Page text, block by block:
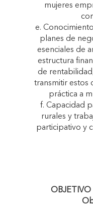
mujeres
e.
planes de
esenciales de
estructura
de
transmitir estos
práctica a
f. Capacidad
rurales y
participativo y
OBJETIVO